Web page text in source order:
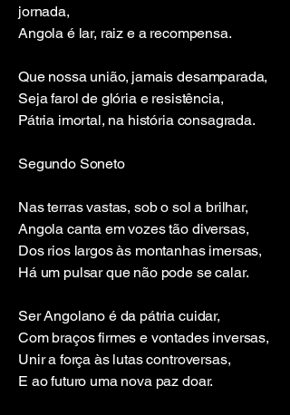
jornada,
Angola é lar, raiz e a recompensa.
Que nossa união, jamais desamparada,
Seja farol de glória e resistência,
Pátria imortal, na história consagrada.
Segundo Soneto
Nas terras vastas, sob o sol a brilhar,
Angola canta em vozes tão diversas,
Dos rios largos às montanhas imersas,
Há um pulsar que não pode se calar.
Ser Angolano é da pátria cuidar,
Com braços firmes e vontades inversas,
Unir a força às lutas controversas,
E ao futuro uma nova paz doar.